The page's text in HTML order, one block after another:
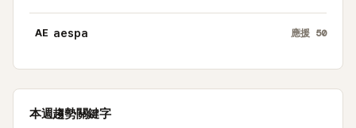
AE aespa 應援 50
本週趨勢關鍵字